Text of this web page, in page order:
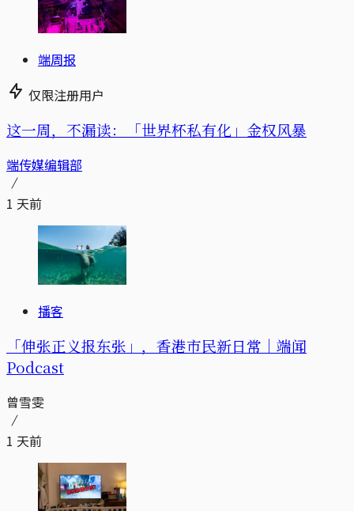
端周报
仅限注册用户
这一周，不漏读：「世界杯私有化」金权风暴
端传媒编辑部
1 天前
播客
「伸张正义报东张」，香港市民新日常｜端闻
Podcast
曾雪雯
1 天前